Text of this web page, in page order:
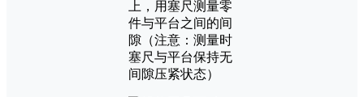
上，用塞尺测量零
件与平台之间的间
隙（注意：测量时
塞尺与平台保持无
间隙压紧状态）